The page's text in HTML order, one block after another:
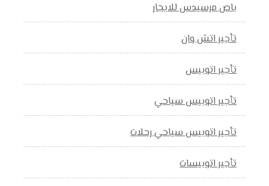
باص مرسيدس للايجار
تأجير اتش وان
تأجير اتوبيس
تأجير اتوبيس سياحي
تأجير اتوبيس سياحي رحلات
تأجير اتوبيسات